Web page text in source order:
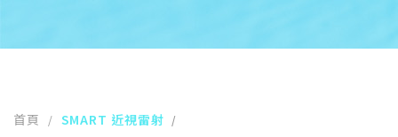
首頁 / SMART 近視雷射 /